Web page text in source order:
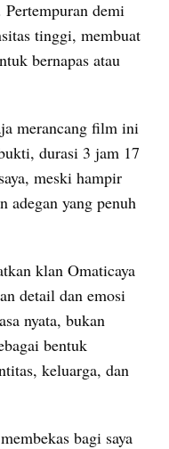
Pertempuran demi
tinggi, membuat
bernapas atau
merancang film ini
durasi 3 jam 17
meski hampir
adegan yang penuh
klan Omaticaya
detail dan emosi
nyata, bukan
bentuk
keluarga, dan
bagi saya